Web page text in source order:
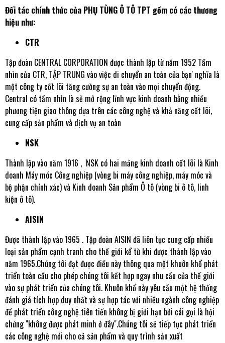
Đối tác chính thức của PHỤ TÙNG Ô TÔ TPT gồm có các thương
hiệu như:
CTR
Tập đoàn CENTRAL CORPORATION được thành lập từ năm 1952 Tầm
nhìn của CTR, TẬP TRUNG vào việc di chuyển an toàn của bạn' nghĩa là
một công ty cốt lõi tăng cường sự an toàn vào mọi chuyển động.
Central có tầm nhìn là sẽ mở rộng lĩnh vực kinh doanh bằng nhiều
phương tiện giao thông dựa trên các công nghệ và khả năng cốt lõi,
cung cấp sản phẩm và dịch vụ an toàn
NSK
Thành lập vào năm 1916 , NSK có hai mảng kinh doanh cốt lõi là Kinh
doanh Máy móc Công nghiệp (vòng bi máy công nghiệp, máy móc và
bộ phận chính xác) và Kinh doanh Sản phẩm Ô tô (vòng bi ô tô, linh
kiện ô tô).
AISIN
Được thành lập vào 1965 . Tập đoàn AISIN đã liên tục cung cấp nhiều
loại sản phẩm cạnh tranh cho thế giới kể từ khi được thành lập vào
năm 1965.Chúng tôi đạt được điều này thông qua một khuôn khổ phát
triển toàn cầu cho phép chúng tôi kết hợp ngay nhu cầu của thế giới
vào sự phát triển của chúng tôi. Khuôn khổ này yêu cầu một hệ thống
đánh giá tích hợp duy nhất và sự hợp tác với nhiều ngành công nghiệp
để phát triển công nghệ tiên tiến không bị giới hạn bởi cái gọi là hội
chứng "không được phát minh ở đây".Chúng tôi sẽ tiếp tục phát triển
các công nghệ mới cho cả sản phẩm và quy trình sản xuất